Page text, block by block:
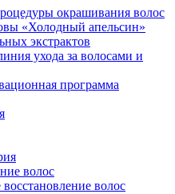
окрашивания волос
«Холодный апельсин»
экстрактов
ухода за волосами и
программа
волос
волос